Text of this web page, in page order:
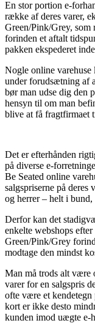
En stor portion e-
række af deres varer,
Green/Pink/Grey, som
forinden et aftalt
pakken ekspederet
Nogle online
under forudsætning af
bør man udse dig den
hensyn til om man
blive at få fragtfirmaet
Det er efterhånden
på diverse e-
Be Seated online
salgspriserne på deres
og herrer – helt i
Derfor kan det
enkelte webshops
Green/Pink/Grey
modtage den mindst
Man må trods alt være
varer for en salgspris
ofte være et kendetegn
kort er ikke desto
kunden imod uægte e-